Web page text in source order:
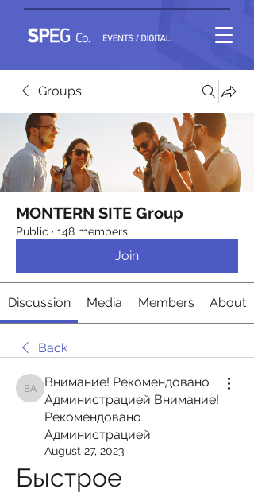
Groups
MONTERN SITE Group
Public · 148 members
Join
Discussion Media Members About
Back
Внимание! Рекомендовано Администрацией
Внимание! Рекомендовано
Администрацией Внимание!
Рекомендовано
Администрацией
August 27, 2023
Быстрое